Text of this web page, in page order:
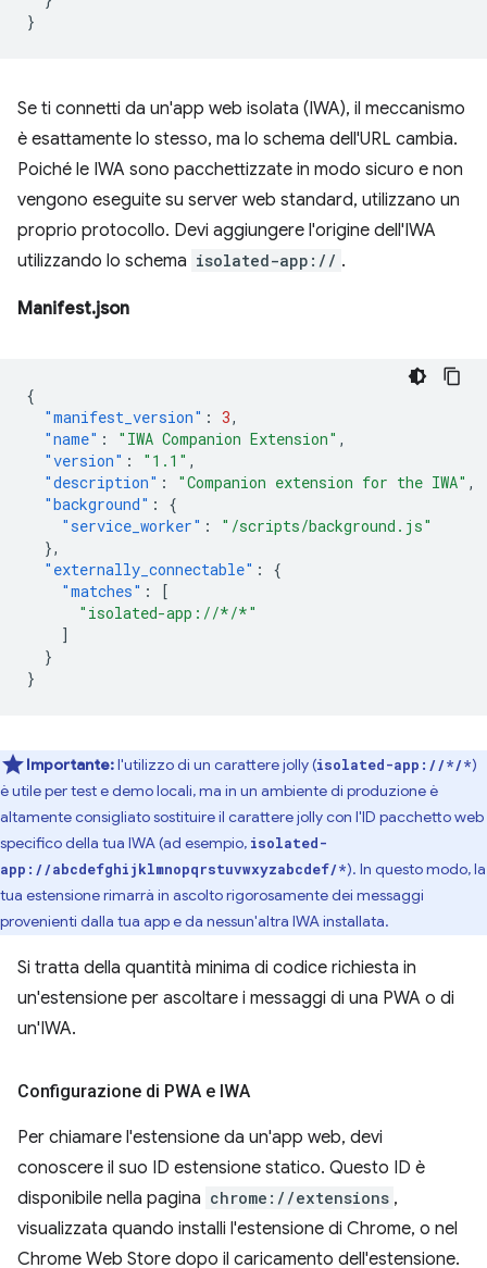
}
Se ti connetti da un'app web isolata (IWA), il meccanismo
è esattamente lo stesso, ma lo schema dell'URL cambia.
Poiché le IWA sono pacchettizzate in modo sicuro e non
vengono eseguite su server web standard, utilizzano un
proprio protocollo. Devi aggiungere l'origine dell'IWA
utilizzando lo schema isolated-app:// .
Manifest.json
{
"manifest_version" : 3,
"name" : "IWA Companion Extension" ,
"version" : "1.1" ,
"description" : "Companion extension for the IWA" ,
"background" :
{
"service_worker" :
"/scripts/background.js"
},
"externally_connectable" :
{
"matches" :
[
"isolated-app://*/*"
]
}
}
Importante:l'utilizzo di un carattere jolly (isolated-app://*/*)
è utile per test e demo locali, ma in un ambiente di produzione è
altamente consigliato sostituire il carattere jolly con l'ID pacchetto web
specifico della tua IWA (ad esempio, isolated-
app://abcdefghijklmnopqrstuvwxyzabcdef/*). In questo modo, la
tua estensione rimarrà in ascolto rigorosamente dei messaggi
provenienti dalla tua app e da nessun'altra IWA installata.
Si tratta della quantità minima di codice richiesta in
un'estensione per ascoltare i messaggi di una PWA o di
un'IWA.
Configurazione di PWA e IWA
Per chiamare l'estensione da un'app web, devi
conoscere il suo ID estensione statico. Questo ID è
disponibile nella pagina chrome://extensions ,
visualizzata quando installi l'estensione di Chrome, o nel
Chrome Web Store dopo il caricamento dell'estensione.